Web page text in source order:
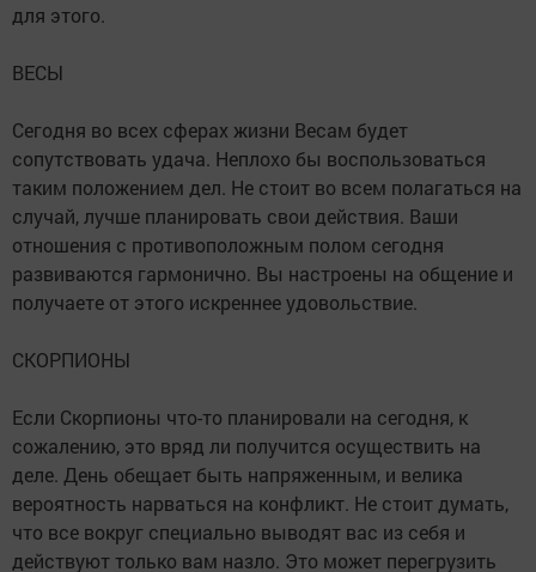
для этого.
ВЕСЫ
Сегодня во всех сферах жизни Весам будет
сопутствовать удача. Неплохо бы воспользоваться
таким положением дел. Не стоит во всем полагаться на
случай, лучше планировать свои действия. Ваши
отношения с противоположным полом сегодня
развиваются гармонично. Вы настроены на общение и
получаете от этого искреннее удовольствие.
СКОРПИОНЫ
Если Скорпионы что-то планировали на сегодня, к
сожалению, это вряд ли получится осуществить на
деле. День обещает быть напряженным, и велика
вероятность нарваться на конфликт. Не стоит думать,
что все вокруг специально выводят вас из себя и
действуют только вам назло. Это может перегрузить